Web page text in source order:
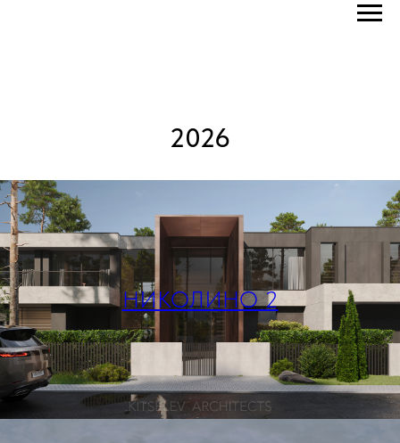
2026
НИКОЛИНО 2